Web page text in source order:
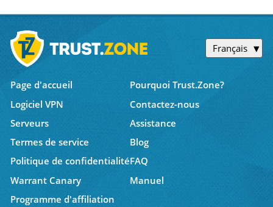
Français
Page d'accueil
Pourquoi Trust.Zone?
Logiciel VPN
Contactez-nous
Serveurs
Assistance
Termes de service
Blog
Politique de confidentialitéFAQ
Warrant Canary
Manuel
Programme d'affiliation